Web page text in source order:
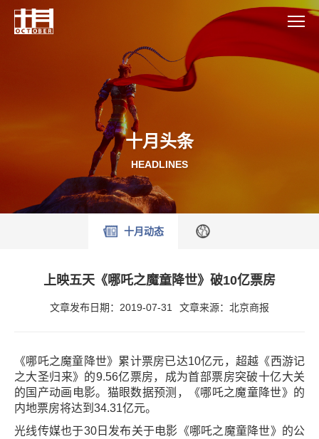
十月头条
HEADLINES
十月动态
上映五天《哪吒之魔童降世》破10亿票房
文章发布日期：2019-07-31 文章来源：北京商报
《哪吒之魔童降世》累计票房已达10亿元，超越《西游记
之大圣归来》的9.56亿票房，成为首部票房突破十亿大关
的国产动画电影。猫眼数据预测，《哪吒之魔童降世》的
内地票房将达到34.31亿元。
光线传媒也于30日发布关于电影《哪吒之魔童降世》的公